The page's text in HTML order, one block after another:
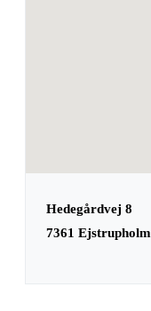
Hedegårdvej 8
7361 Ejstrupholm